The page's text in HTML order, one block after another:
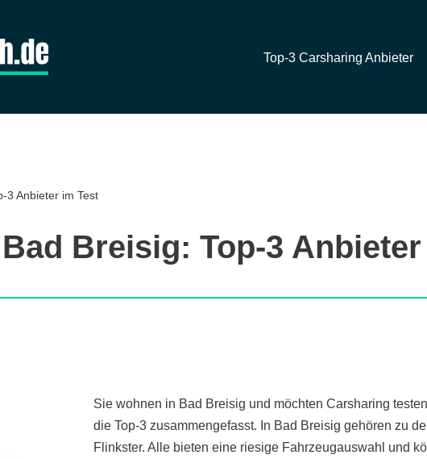
Top-3 Carsharing Anbieter
3 Anbieter im Test
Breisig: Top-3
Sie wohnen in Bad Breisig und möchten Carsharing
die Top-3 zusammengefasst. In Bad Breisig gehören zu
Flinkster. Alle bieten eine riesige Fahrzeugauswahl und